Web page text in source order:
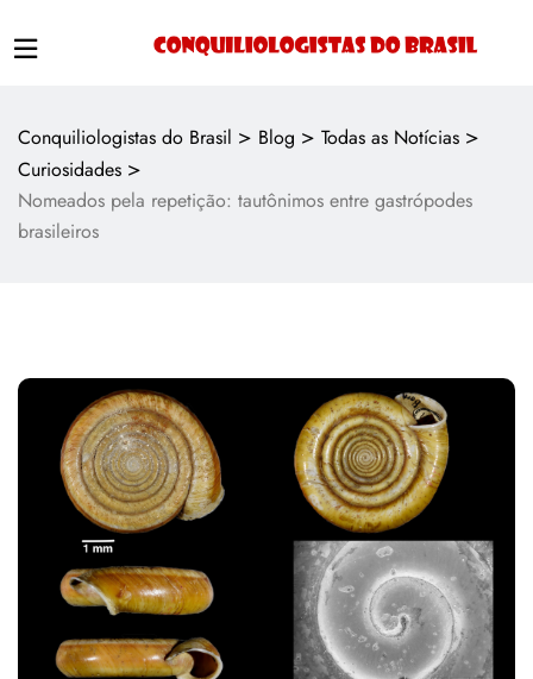
Conquiliologistas do Brasil > Blog > Todas as Notícias >
Curiosidades >
Nomeados pela repetição: tautônimos entre gastrópodes
brasileiros